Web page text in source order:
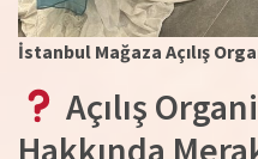
İstanbul Mağaza Açılış
Açılış
Hakkında